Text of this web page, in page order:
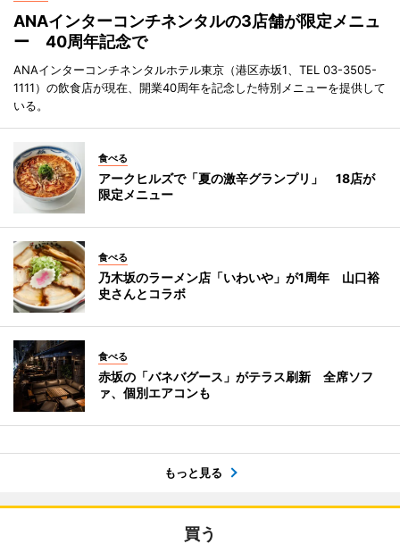
ANAインターコンチネンタルの3店舗が限定メニュ
ー 40周年記念で
ANAインターコンチネンタルホテル東京（港区赤坂1、TEL 03-3505-
1111）の飲食店が現在、開業40周年を記念した特別メニューを提供して
いる。
食べる
アークヒルズで「夏の激辛グランプリ」 18店が
限定メニュー
食べる
乃木坂のラーメン店「いわいや」が1周年 山口裕
史さんとコラボ
食べる
赤坂の「バネバグース」がテラス刷新 全席ソフ
ァ、個別エアコンも
もっと見る
買う